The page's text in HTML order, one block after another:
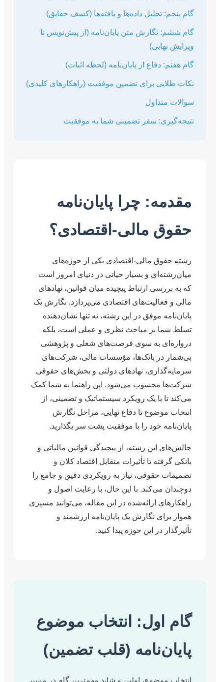
تحلیل داده‌ها و یافته‌ها (کشف حقایق)
متن پایان‌نامه (از پیش‌نویس تا
از پایان‌نامه (لحظه اثبات)
برای تضمین موفقیت (راهکارهای کلیدی)
سفر تضمینی شما به موفقیت
چرا پایان‌نامه
مالی-اقتصادی؟
مالی-اقتصادی یکی از حوزه‌های
و بسیار حیاتی در دنیای امروز است
ارتباط پیچیده میان قوانین، نهادهای
اقتصادی می‌پردازد. نگارش یک
موفق در این رشته، نه تنها نشان‌دهنده
بر مباحث نظری و عملی است، بلکه
به سوی فرصت‌های شغلی و پژوهشی
بانک‌ها، مؤسسات مالی، شرکت‌های
نهادهای دولتی و بخش‌های حقوقی
می‌شود. این راهنما به شما کمک
با یک رویکرد سیستماتیک و تضمینی، از
تا دفاع نهایی، مراحل نگارش
خود را با موفقیت پشت سر بگذارید.
رشته، از پیچیدگی قوانین مالیاتی و
تا تأثیرات متقابل اقتصاد کلان و
حقوقی، نیاز به رویکردی دقیق و جامع را
با این حال، با رعایت اصول و
ارائه‌شده در این مقاله، می‌توانید مسیری
نگارش یک پایان‌نامه ارزشمند و
در این حوزه پیدا کنید.
انتخاب موضوع
(قلب تضمین)
اولین و شاید مهم‌ترین گام در مسیر